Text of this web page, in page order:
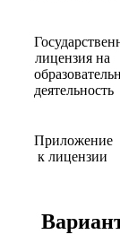
лицензия на
деятельность
Приложение
к лицензии